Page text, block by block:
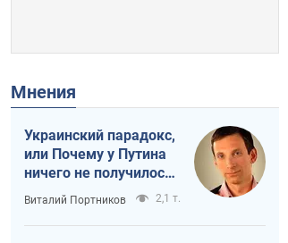
Мнения
Украинский парадокс,
или Почему у Путина
ничего не получилось
с Украиной
Виталий Портников 2,1 т.